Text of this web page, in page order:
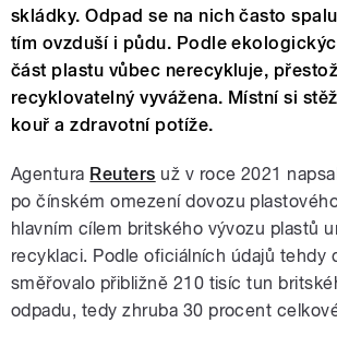
skládky. Odpad se na nich často
tím ovzduší i půdu. Podle
část plastu vůbec nerecykluje,
recyklovatelný vyvážena. Místní si
kouř a zdravotní potíže.
Agentura Reuters už v roce 2021
po čínském omezení dovozu
hlavním cílem britského vývozu plastů
recyklaci. Podle oficiálních údajů tehdy
směřovalo přibližně 210 tisíc tun
odpadu, tedy zhruba 30 procent